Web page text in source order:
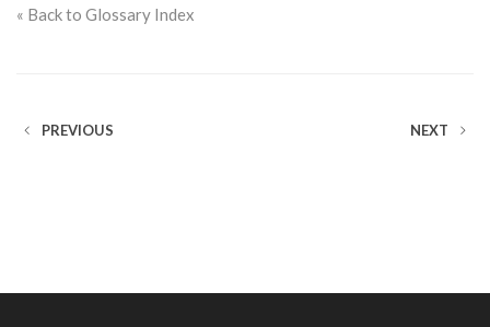
« Back to Glossary Index
PREVIOUS NEXT